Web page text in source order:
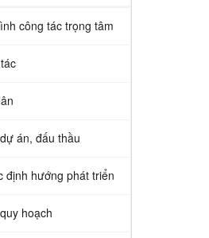
công tác trọng tâm
án, đấu thầu
định hướng phát triển
hoạch